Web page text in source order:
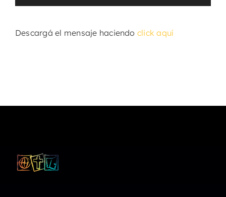
de
Descargá el mensaje haciendo click aquí